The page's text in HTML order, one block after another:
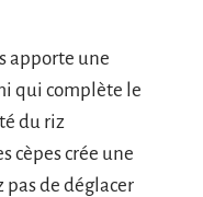
apporte une
qui complète le
du riz
cèpes crée une
pas de déglacer